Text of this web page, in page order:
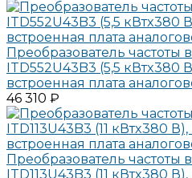
Преобразователь частоты
ITD552U43B3 (5,5 кВтx380
встроенная плата
46 310 ₽
Преобразователь частоты
ITD113U43B3 (11 кВтx380